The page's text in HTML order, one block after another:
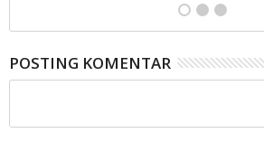
POSTING KOMENTAR